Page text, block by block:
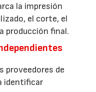
la impresión
el corte, el
producción final.
proveedores de
identificar